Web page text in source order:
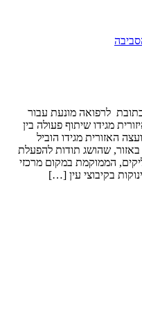
לרפואה מונעת עבור
מגידו שיתוף פעולה בין
האזורית מגידו הוביל
שהושג תודות להפעלת
הממוקמת במקום מרכזי
בקיבוצי עין […]